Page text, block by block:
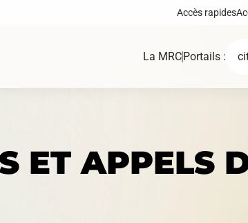
Accès rapides
La MRCPortails :
ET APPELS